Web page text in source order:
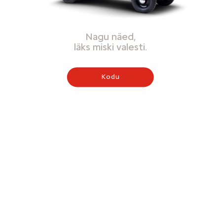
Nagu näed,
läks miski valesti.
Kodu